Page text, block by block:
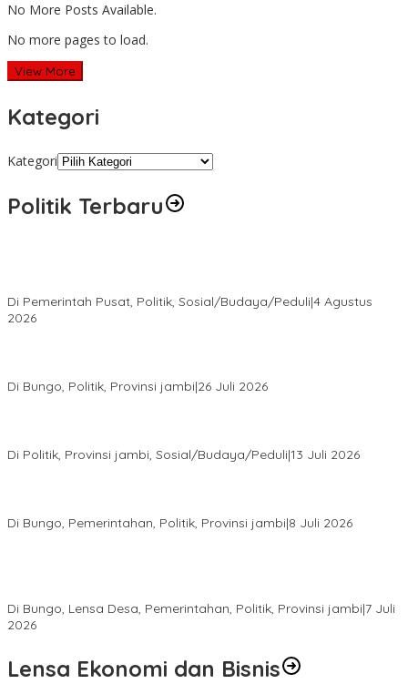
No More Posts Available.
No more pages to load.
View More
Kategori
Kategori
Politik Terbaru
Di Pemerintah Pusat, Politik, Sosial/Budaya/Peduli|4 Agustus
2026
Di Bungo, Politik, Provinsi jambi|26 Juli 2026
Di Politik, Provinsi jambi, Sosial/Budaya/Peduli|13 Juli 2026
Di Bungo, Pemerintahan, Politik, Provinsi jambi|8 Juli 2026
Di Bungo, Lensa Desa, Pemerintahan, Politik, Provinsi jambi|7 Juli
2026
Lensa Ekonomi dan Bisnis